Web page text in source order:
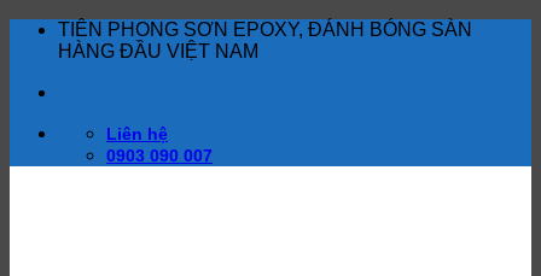
dung
TIÊN PHONG SƠN EPOXY, ĐÁNH BÓNG SÀN
HÀNG ĐẦU VIỆT NAM
Liên hệ
0903 090 007